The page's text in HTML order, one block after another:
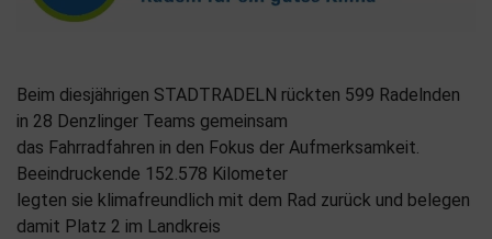
Beim diesjährigen STADTRADELN rückten 599 Radelnden
in 28 Denzlinger Teams gemeinsam
das Fahrradfahren in den Fokus der Aufmerksamkeit.
Beeindruckende 152.578 Kilometer
legten sie klimafreundlich mit dem Rad zurück und belegen
damit Platz 2 im Landkreis